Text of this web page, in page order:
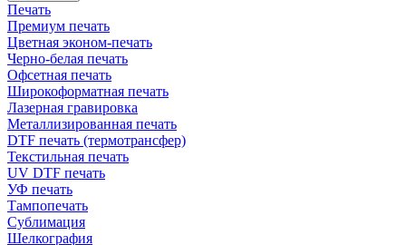
Печать
Премиум печать
Цветная эконом-печать
Черно-белая печать
Офсетная печать
Широкоформатная печать
Лазерная гравировка
Металлизированная печать
DTF печать (термотрансфер)
Текстильная печать
UV DTF печать
УФ печать
Тампопечать
Сублимация
Шелкография